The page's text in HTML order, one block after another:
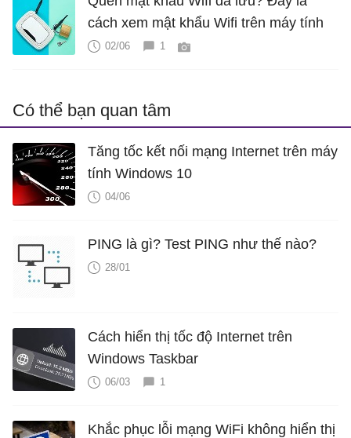
cách xem mật khẩu Wifi trên máy tính
02/06 1
Có thể bạn quan tâm
Tăng tốc kết nối mạng Internet trên máy
tính Windows 10
04/06
PING là gì? Test PING như thế nào?
28/01
Cách hiển thị tốc độ Internet trên
Windows Taskbar
06/03 1
Khắc phục lỗi mạng WiFi không hiển thị